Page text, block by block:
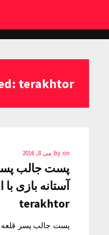
terakhtor
by on می 8, 2016
پست جالب
terakhtor
پست جالب پسر قلعه